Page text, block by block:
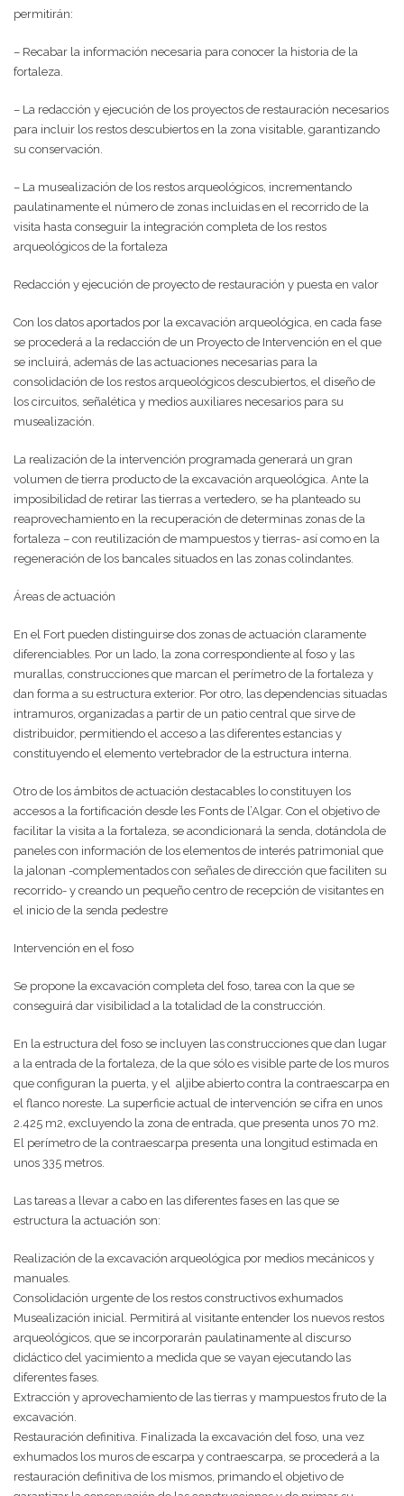
permitirán:
– Recabar la información necesaria para conocer la historia de la
fortaleza.
– La redacción y ejecución de los proyectos de restauración necesarios
para incluir los restos descubiertos en la zona visitable, garantizando
su conservación.
– La musealización de los restos arqueológicos, incrementando
paulatinamente el número de zonas incluidas en el recorrido de la
visita hasta conseguir la integración completa de los restos
arqueológicos de la fortaleza
Redacción y ejecución de proyecto de restauración y puesta en valor
Con los datos aportados por la excavación arqueológica, en cada fase
se procederá a la redacción de un Proyecto de Intervención en el que
se incluirá, además de las actuaciones necesarias para la
consolidación de los restos arqueológicos descubiertos, el diseño de
los circuitos, señalética y medios auxiliares necesarios para su
musealización.
La realización de la intervención programada generará un gran
volumen de tierra producto de la excavación arqueológica. Ante la
imposibilidad de retirar las tierras a vertedero, se ha planteado su
reaprovechamiento en la recuperación de determinas zonas de la
fortaleza – con reutilización de mampuestos y tierras- así como en la
regeneración de los bancales situados en las zonas colindantes.
Áreas de actuación
En el Fort pueden distinguirse dos zonas de actuación claramente
diferenciables. Por un lado, la zona correspondiente al foso y las
murallas, construcciones que marcan el perímetro de la fortaleza y
dan forma a su estructura exterior. Por otro, las dependencias situadas
intramuros, organizadas a partir de un patio central que sirve de
distribuidor, permitiendo el acceso a las diferentes estancias y
constituyendo el elemento vertebrador de la estructura interna.
Otro de los ámbitos de actuación destacables lo constituyen los
accesos a la fortificación desde les Fonts de l’Algar. Con el objetivo de
facilitar la visita a la fortaleza, se acondicionará la senda, dotándola de
paneles con información de los elementos de interés patrimonial que
la jalonan -complementados con señales de dirección que faciliten su
recorrido- y creando un pequeño centro de recepción de visitantes en
el inicio de la senda pedestre
Intervención en el foso
Se propone la excavación completa del foso, tarea con la que se
conseguirá dar visibilidad a la totalidad de la construcción.
En la estructura del foso se incluyen las construcciones que dan lugar
a la entrada de la fortaleza, de la que sólo es visible parte de los muros
que configuran la puerta, y el aljibe abierto contra la contraescarpa en
el flanco noreste. La superficie actual de intervención se cifra en unos
2.425 m2, excluyendo la zona de entrada, que presenta unos 70 m2.
El perímetro de la contraescarpa presenta una longitud estimada en
unos 335 metros.
Las tareas a llevar a cabo en las diferentes fases en las que se
estructura la actuación son:
Realización de la excavación arqueológica por medios mecánicos y
manuales.
Consolidación urgente de los restos constructivos exhumados
Musealización inicial. Permitirá al visitante entender los nuevos restos
arqueológicos, que se incorporarán paulatinamente al discurso
didáctico del yacimiento a medida que se vayan ejecutando las
diferentes fases.
Extracción y aprovechamiento de las tierras y mampuestos fruto de la
excavación.
Restauración definitiva. Finalizada la excavación del foso, una vez
exhumados los muros de escarpa y contraescarpa, se procederá a la
restauración definitiva de los mismos, primando el objetivo de